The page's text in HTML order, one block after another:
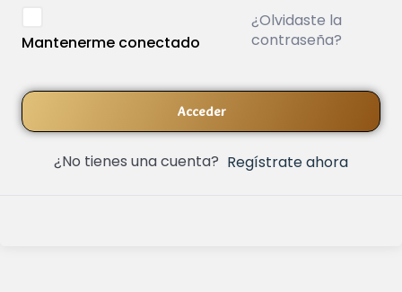
Mantenerme conectado
¿Olvidaste la
contraseña?
Acceder
¿No tienes una cuenta? Regístrate ahora